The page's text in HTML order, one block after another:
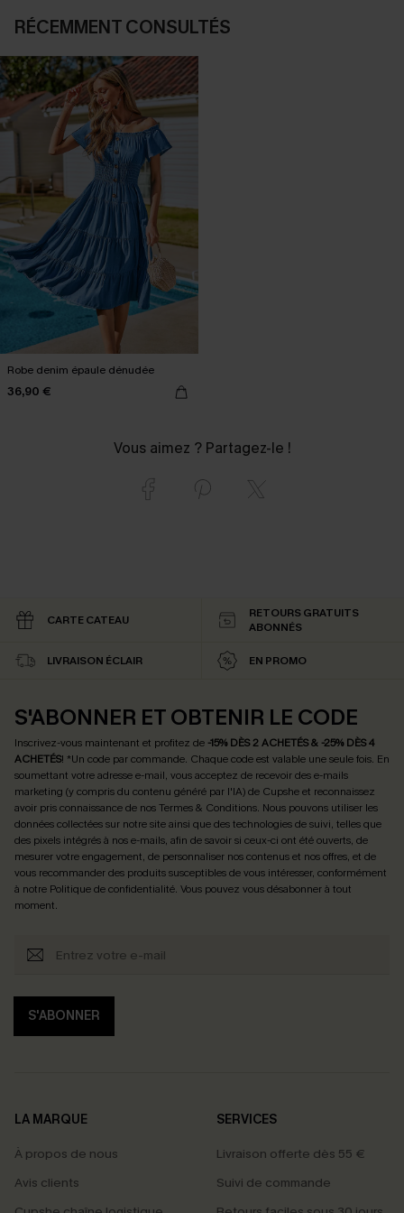
RÉCEMMENT CONSULTÉS
Robe denim épaule dénudée
36,90 €
Vous aimez ? Partagez-le !
CARTE CATEAU
RETOURS GRATUITS
ABONNÉS
LIVRAISON ÉCLAIR EN PROMO
S'ABONNER ET OBTENIR LE CODE
Inscrivez-vous maintenant et profitez de -15% DÈS 2 ACHETÉS & -25% DÈS 4
ACHETÉS! *Un code par commande. Chaque code est valable une seule fois. En
soumettant votre adresse e-mail, vous acceptez de recevoir des e-mails
marketing (y compris du contenu généré par l'IA) de Cupshe et reconnaissez
avoir pris connaissance de nosTermes & Conditions. Nous pouvons utiliser les
données collectées sur notre site ainsi que des technologies de suivi, telles que
des pixels intégrés à nos e-mails, afin de savoir si ceux-ci ont été ouverts, de
mesurer votre engagement, de personnaliser nos contenus et nos offres, et de
vous recommander des produits susceptibles de vous intéresser, conformément
à notre Politique de confidentialité. Vous pouvez vous désabonner à tout
moment.
S'ABONNER
LA MARQUE
À propos de nous
Avis clients
SERVICES
Livraison offerte dès 55 €
Suivi de commande